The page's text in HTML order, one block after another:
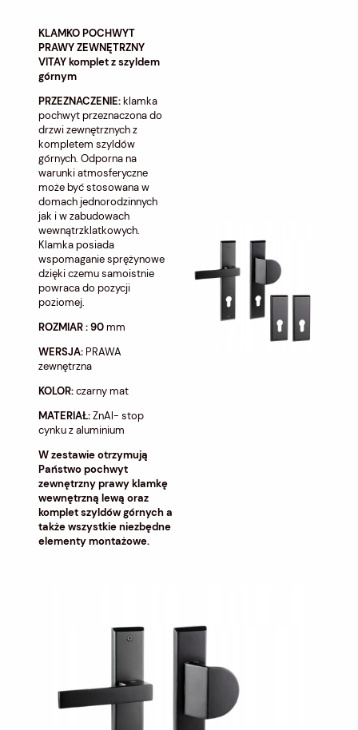
KLAMKO POCHWYT
PRAWY ZEWNĘTRZNY
VITAY komplet z szyldem
górnym
PRZEZNACZENIE:klamka
pochwyt przeznaczona do
drzwi zewnętrznych z
kompletem szyldów
górnych. Odporna na
warunki atmosferyczne
może być stosowana w
domach jednorodzinnych
jak i w zabudowach
wewnątrzklatkowych.
Klamka posiada
wspomaganie sprężynowe
dzięki czemu samoistnie
powraca do pozycji
poziomej.
ROZMIAR : 90mm
WERSJA: PRAWA
zewnętrzna
KOLOR:czarny mat
MATERIAŁ:ZnAl- stop
cynku z aluminium
W zestawie otrzymują
Państwo pochwyt
zewnętrzny prawy klamkę
wewnętrzną lewą oraz
komplet szyldów górnych a
także wszystkie niezbędne
elementy montażowe.